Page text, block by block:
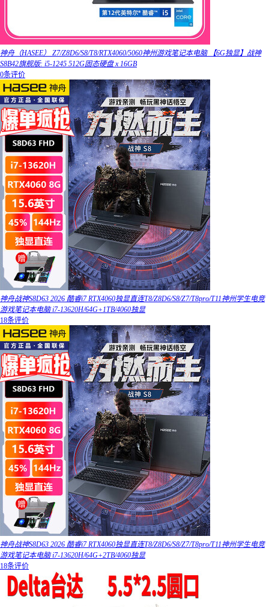
神舟（HASEE） Z7/Z8D6/S8/T8/RTX4060/5060神州游戏笔记本电脑 【6G独显】战神
S8B42旗舰版: i5-1245 512G固态硬盘 x 16GB
0条评价
神舟战神S8D63 2026 酷睿i7 RTX4060独显直连T8/Z8D6/S8/Z7/T8pro/T11神州学生电竞
游戏笔记本电脑 i7-13620H/64G+1TB/4060独显
18条评价
神舟战神S8D63 2026 酷睿i7 RTX4060独显直连T8/Z8D6/S8/Z7/T8pro/T11神州学生电竞
游戏笔记本电脑 i7-13620H/64G+2TB/4060独显
18条评价